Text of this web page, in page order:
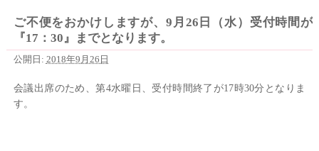
ご不便をおかけしますが、9月26日（水）受付時間が
『17：30』までとなります。
公開日: 2018年9月26日
会議出席のため、第4水曜日、受付時間終了が17時30分となりま
す。